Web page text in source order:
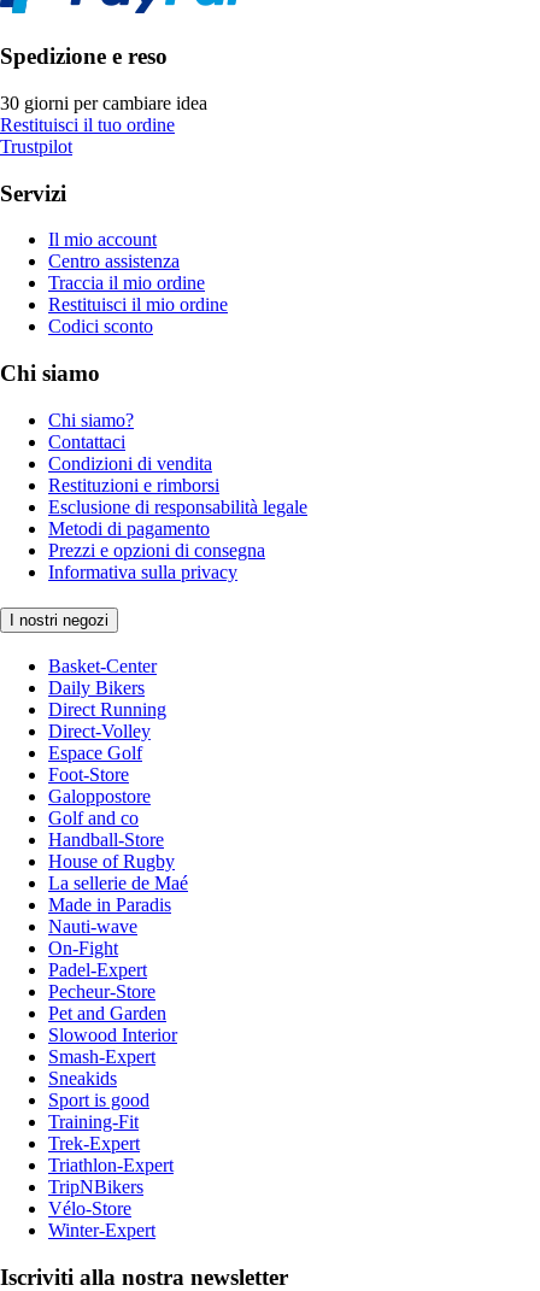
Spedizione e reso
30 giorni per cambiare idea
Restituisci il tuo ordine
Trustpilot
Servizi
Il mio account
Centro assistenza
Traccia il mio ordine
Restituisci il mio ordine
Codici sconto
Chi siamo
Chi siamo?
Contattaci
Condizioni di vendita
Restituzioni e rimborsi
Esclusione di responsabilità legale
Metodi di pagamento
Prezzi e opzioni di consegna
Informativa sulla privacy
I nostri negozi
Basket-Center
Daily Bikers
Direct Running
Direct-Volley
Espace Golf
Foot-Store
Galoppostore
Golf and co
Handball-Store
House of Rugby
La sellerie de Maé
Made in Paradis
Nauti-wave
On-Fight
Padel-Expert
Pecheur-Store
Pet and Garden
Slowood Interior
Smash-Expert
Sneakids
Sport is good
Training-Fit
Trek-Expert
Triathlon-Expert
TripNBikers
Vélo-Store
Winter-Expert
Iscriviti alla nostra newsletter